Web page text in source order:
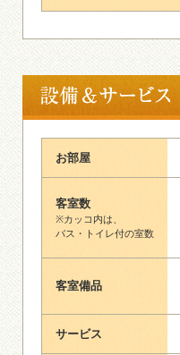
お部屋
客室数
※カッコ内は、
バス・トイレ付の室数
客室備品
サービス